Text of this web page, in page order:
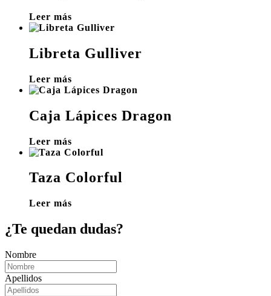
Leer más
Libreta Gulliver
Leer más
Caja Lápices Dragon
Leer más
Taza Colorful
Leer más
¿Te quedan dudas?
Nombre
Apellidos